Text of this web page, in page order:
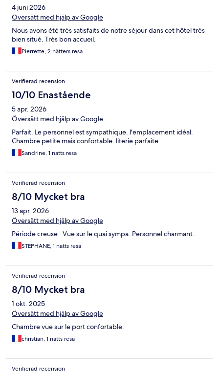
4 juni 2026
Översätt med hjälp av Google
Nous avons été très satisfaits de notre séjour dans cet hôtel très
bien situé. Très bon accueil.
Pierrette, 2 nätters resa
Verifierad recension
10/10 Enastående
5 apr. 2026
Översätt med hjälp av Google
Parfait. Le personnel est sympathique. l'emplacement idéal.
Chambre petite mais confortable. literie parfaite
Sandrine, 1 natts resa
Verifierad recension
8/10 Mycket bra
13 apr. 2026
Översätt med hjälp av Google
Période creuse . Vue sur le quai sympa. Personnel charmant .
STEPHANE, 1 natts resa
Verifierad recension
8/10 Mycket bra
1 okt. 2025
Översätt med hjälp av Google
Chambre vue sur le port confortable.
christian, 1 natts resa
Verifierad recension